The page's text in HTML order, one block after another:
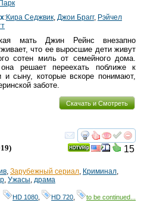
:Кира Седжвик, Джои Брагг, Рэйчел
мать Джин Рейнс внезапно
что ее выросшие дети живут
сотен миль от семейного дома.
она решает переехать поближе к
и сыну, которые вскоре понимают,
заботе.
Скачать и Смотреть
смотреть
15
, Зарубежный сериал, Криминал,
, Ужасы, драма
HD 1080 HD 720 to be continued...